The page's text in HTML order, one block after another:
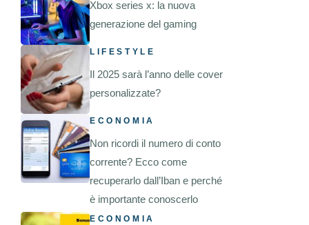
Xbox series x: la nuova
generazione del gaming
LIFESTYLE
Il 2025 sarà l’anno delle cover
personalizzate?
ECONOMIA
Non ricordi il numero di conto
corrente? Ecco come
recuperarlo dall’Iban e perché
è importante conoscerlo
ECONOMIA